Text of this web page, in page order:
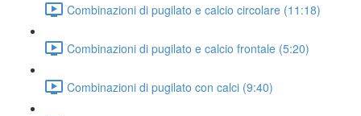
Combinazioni di pugilato e calcio circolare (11:18)
Combinazioni di pugilato e calcio frontale (5:20)
Combinazioni di pugilato con calci (9:40)